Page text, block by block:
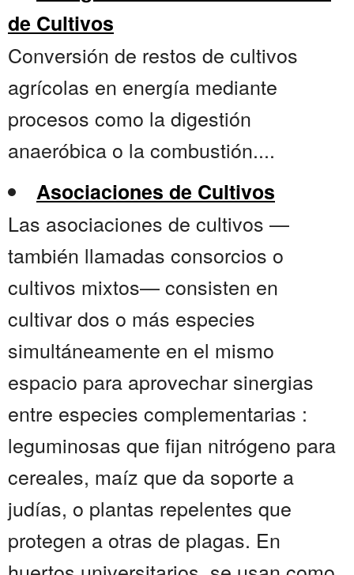
de Cultivos
Conversión de restos de cultivos
agrícolas en energía mediante
procesos como la digestión
anaeróbica o la combustión....
Asociaciones de Cultivos
Las asociaciones de cultivos —
también llamadas consorcios o
cultivos mixtos— consisten en
cultivar dos o más especies
simultáneamente en el mismo
espacio para aprovechar sinergias
entre especies complementarias :
leguminosas que fijan nitrógeno para
cereales, maíz que da soporte a
judías, o plantas repelentes que
protegen a otras de plagas. En